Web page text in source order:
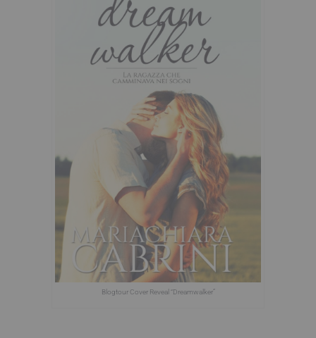
Blogtour Cover Reveal “Dreamwalker”